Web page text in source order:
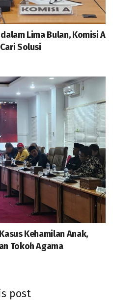
Lima Bulan, Komisi A
Solusi
Kehamilan Anak,
Tokoh Agama
post